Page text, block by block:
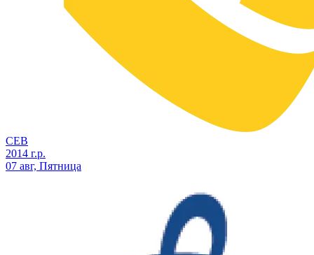
СЕВ
2014 г.р.
07 авг, Пятница